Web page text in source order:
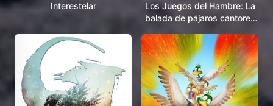
Interestelar
Los Juegos del Hambre: La
balada de pájaros cantores